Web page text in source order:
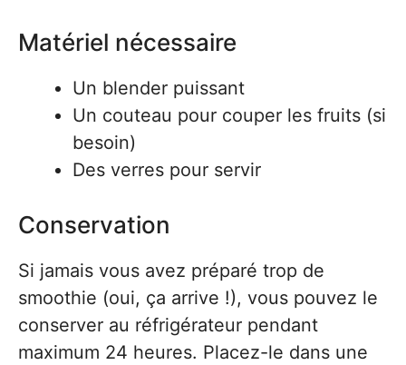
Matériel nécessaire
Un blender puissant
Un couteau pour couper les fruits (si
besoin)
Des verres pour servir
Conservation
Si jamais vous avez préparé trop de
smoothie (oui, ça arrive !), vous pouvez le
conserver au réfrigérateur pendant
maximum 24 heures. Placez-le dans une